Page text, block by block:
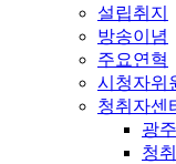
설립취지
방송이념
주요연혁
시청자위
청취자센
광
청